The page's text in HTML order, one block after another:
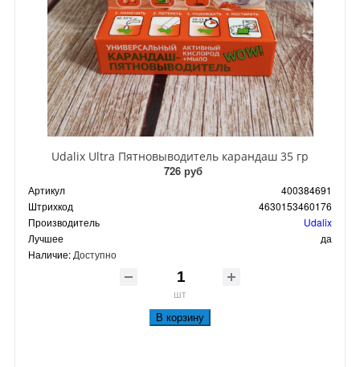
Udalix Ultra Пятновыводитель карандаш 35 гр
726 руб
Артикул
400384691
Штрихкод
4630153460176
Производитель
Udalix
Лучшее
да
Наличие: Доступно
шт
В корзину